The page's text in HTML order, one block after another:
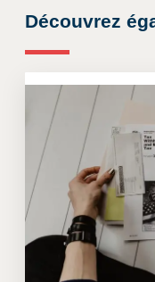
Découvrez